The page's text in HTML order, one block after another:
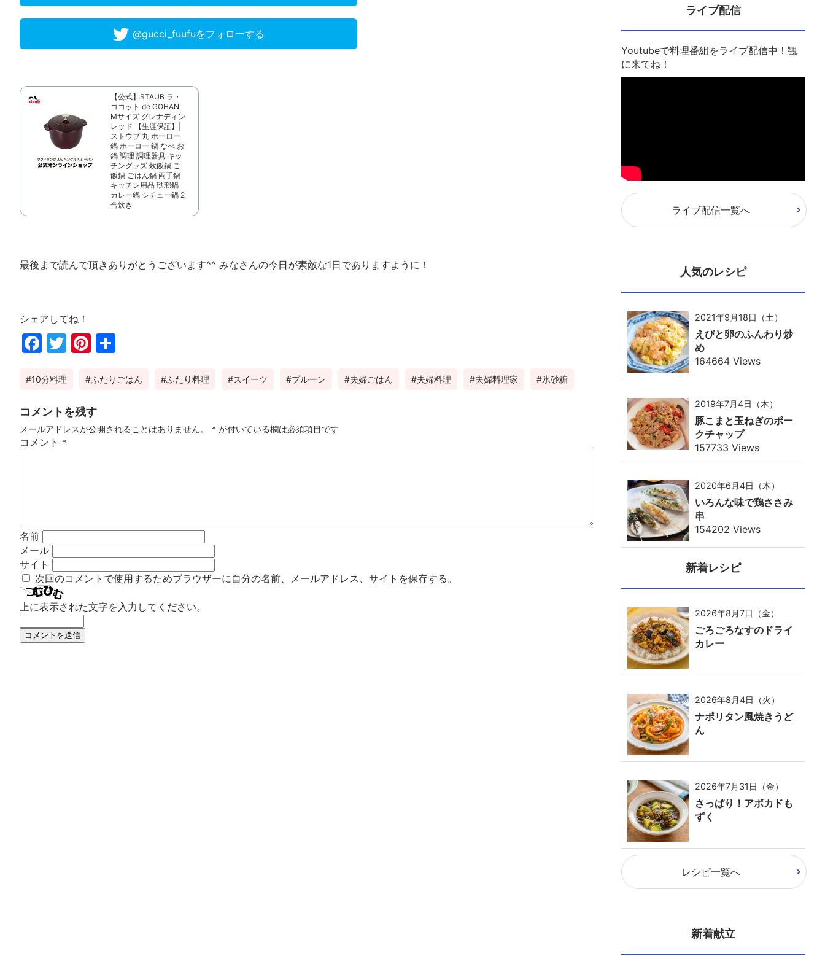
@gucci_fuufuをフォローする
【公式】STAUB ラ・
ココット de GOHAN
Mサイズ グレナディン
レッド 【生涯保証】|
ストウブ 丸 ホーロー
鍋 ホーロー 鍋 なべ お
鍋 調理 調理器具 キッ
チングッズ 炊飯鍋 ご
飯鍋 ごはん鍋 両手鍋
キッチン用品 琺瑯鍋
カレー鍋 シチュー鍋 2
合炊き
最後まで読んで頂きありがとうございます^^ みなさんの今日が素敵な1日でありますように！
シェアしてね！
Fac
ok
Twi
Pin
est
10分料理 ふたりごはん ふたり料理 スイーツ プルーン 夫婦ごはん 夫婦料理 夫婦料理家 氷砂糖
コメントを残す
メールアドレスが公開されることはありません。 * が付いている欄は必須項目です
コメント *
名前
メール
サイト
次回のコメントで使用するためブラウザーに自分の名前、メールアドレス、サイトを保存する。
上に表示された文字を入力してください。
ライブ配信
Youtubeで料理番組をライブ配信中！観
に来てね！
ライブ配信一覧へ
人気のレシピ
2021年9月18日（土）
えびと卵のふんわり炒
め
164664 Views
2019年7月4日（木）
豚こまと玉ねぎのポー
クチャップ
157733 Views
2020年6月4日（木）
いろんな味で鶏ささみ
串
154202 Views
新着レシピ
2026年8月7日（金）
ごろごろなすのドライ
カレー
2026年8月4日（火）
ナポリタン風焼きうど
ん
2026年7月31日（金）
さっぱり！アボカドも
ずく
レシピ一覧へ
新着献立